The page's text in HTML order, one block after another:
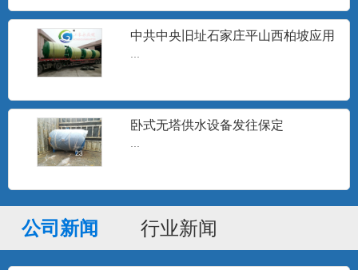
流井水除砂器销往地区有：...
箱、各种储罐及非标压力容器...
中共中央旧址石家庄平山西柏坡应用
...
卧式无塔供水设备发往保定
...
公司新闻 行业新闻